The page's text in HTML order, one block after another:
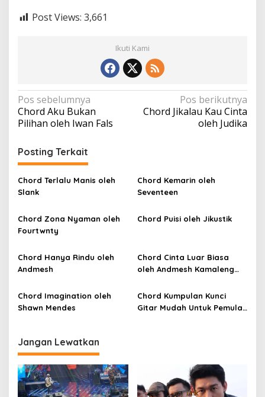
Post Views: 3,661
Ikuti Kami
N
a
i
g
a
s
i
p
o
s
Pos sebelumnya
Chord Aku Bukan
Pilihan oleh Iwan Fals
Pos berikutnya
Chord Jikalau Kau Cinta
oleh Judika
Posting Terkait
Chord Terlalu Manis oleh
Slank
Chord Kemarin oleh
Seventeen
Chord Zona Nyaman oleh
Fourtwnty
Chord Puisi oleh Jikustik
Chord Hanya Rindu oleh
Andmesh
Chord Cinta Luar Biasa
oleh Andmesh Kamaleng
SKA)
Chord Imagination oleh
Shawn Mendes
Chord Kumpulan Kunci
Gitar Mudah Untuk Pemula
Jangan Lewatkan